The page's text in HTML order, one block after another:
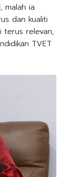
malah ia
dan kualiti
terus relevan,
TVET